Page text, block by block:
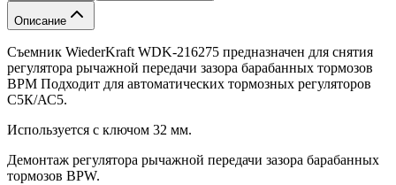
Описание
Съемник WiederKraft WDK-216275 предназначен для снятия
регулятора рычажной передачи зазора барабанных тормозов
ВРМ Подходит для автоматических тормозных регуляторов
С5К/АС5.
Используется с ключом 32 мм.
Демонтаж регулятора рычажной передачи зазора барабанных
тормозов BPW.